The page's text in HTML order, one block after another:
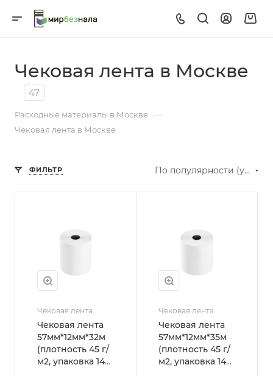
Чековая лента в Москве
47
Расходные материалы в Москве —
Чековая лента в Москве
ФИЛЬТР По популярности (убывание)
Чековая лента
Чековая лента
57мм*12мм*32м
(плотность 45 г/
м2, упаковка 144
Чековая лента
Чековая лента
57мм*12мм*35м
(плотность 45 г/
м2, упаковка 144